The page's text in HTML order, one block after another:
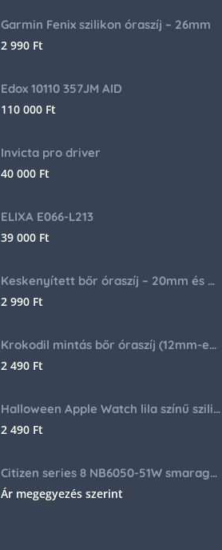
Garmin Fenix szilikon óraszíj – 26mm
2 990 Ft
Edox 10110 357JM AID
110 000 Ft
Invicta pro driver
40 000 Ft
ELIXA E066-L213
39 000 Ft
Keskenyített bőr óraszíj – 20mm és 22mm méretben
2 990 Ft
Krokodil mintás bőr óraszíj (12mm-es befogóval rendelkező órához)
2 490 Ft
Halloween Apple Watch lila színű szilikon óraszíj
2 490 Ft
Citizen series 8 NB6050-51W smaragd színű számlappal
Ár megegyezés szerint